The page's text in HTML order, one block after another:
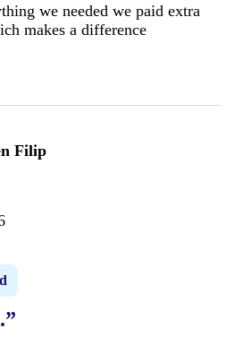
we needed we paid extra
makes a difference
Filip